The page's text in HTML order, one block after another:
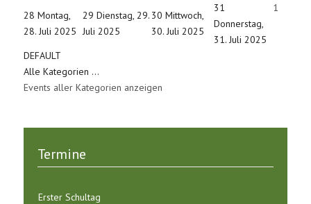
28 Montag,
28. Juli 2025
29 Dienstag, 29.
Juli 2025
30 Mittwoch,
30. Juli 2025
31
Donnerstag,
31. Juli 2025
1
DEFAULT
Alle Kategorien ...
Events aller Kategorien anzeigen
Termine
Erster Schultag